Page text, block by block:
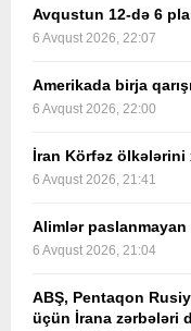
Avqustun 12-də 6
6 Avqust 2026, 22:07
Amerikada birja
6 Avqust 2026, 22:00
İran Körfəz ölkələrini
6 Avqust 2026, 21:41
Alimlər paslanmayan
6 Avqust 2026, 21:04
ABŞ, Pentaqon
üçün İrana zərbələri